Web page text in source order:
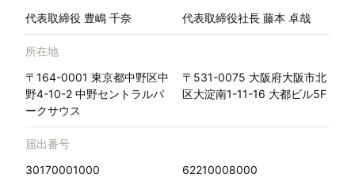
代表取締役 豊嶋 千奈
代表取締役社長 藤本 卓哉
所在地
〒164-0001 東京都中野区中
野4-10-2 中野セントラルパ
ークサウス
〒531-0075 大阪府大阪市北
区大淀南1-11-16 大都ビル5F
届出番号
30170001000
62210008000